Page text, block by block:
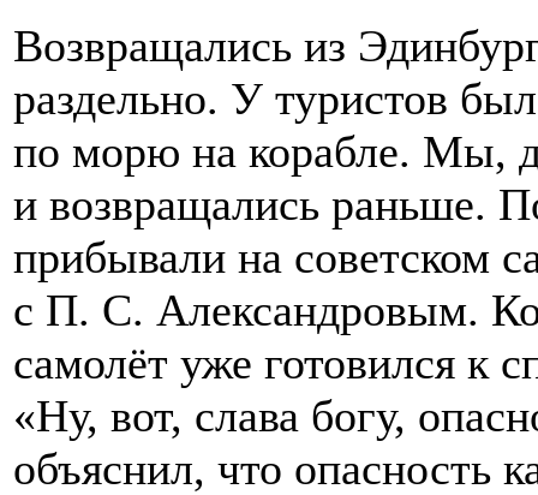
Возвращались из
раздельно. У туристов
по морю на корабле. Мы,
и возвращались раньше.
прибывали на советском
с П. С. Александровым.
самолёт уже готовился к
«Ну, вот, слава богу,
объяснил, что опасность